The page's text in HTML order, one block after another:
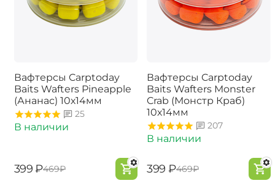
Вафтерсы Carptoday
Baits Wafters Pineapple
(Ананас) 10х14мм
25
В наличии
‍399‍ ₽‍469‍₽
Вафтерсы Carptoday
Baits Wafters Monster
Crab (Монстр Краб)
10х14мм
207
В наличии
‍399‍ ₽‍469‍₽